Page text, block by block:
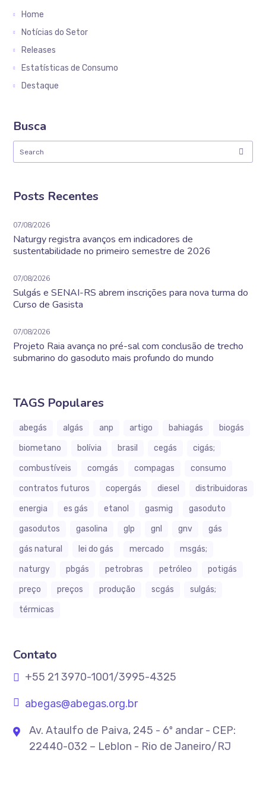
Home
Notícias do Setor
Releases
Estatísticas de Consumo
Destaque
Busca
Posts Recentes
07/08/2026
Naturgy registra avanços em indicadores de
sustentabilidade no primeiro semestre de 2026
07/08/2026
Sulgás e SENAI-RS abrem inscrições para nova turma do
Curso de Gasista
07/08/2026
Projeto Raia avança no pré-sal com conclusão de trecho
submarino do gasoduto mais profundo do mundo
TAGS Populares
abegás algás anp artigo bahiagás
biogás
biometano
bolívia brasil cegás
cigás;
combustíveis
comgás compagas
consumo
contratos futuros
copergás diesel
distribuidoras
energia
es gás etanol gasmig
gasoduto
gasodutos
gasolina glp gnl gnv
gás
gás natural
lei do gás mercado
msgás;
naturgy
pbgás petrobras petróleo
potigás
preço
preços produção scgás
sulgás;
térmicas
Contato
+55 21 3970-1001/3995-4325
abegas@abegas.org.br
Av. Ataulfo de Paiva, 245 - 6º andar - CEP:
22440-032 – Leblon - Rio de Janeiro/RJ